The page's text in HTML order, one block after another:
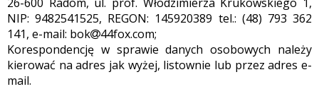
NIP: 9482541525, REGON: 145920389 tel.: (48) 793 362
141, e-mail: bok
44fox.com;
Korespondencję w sprawie danych osobowych należy
kierować na adres jak wyżej, listownie lub przez adres e-
mail.